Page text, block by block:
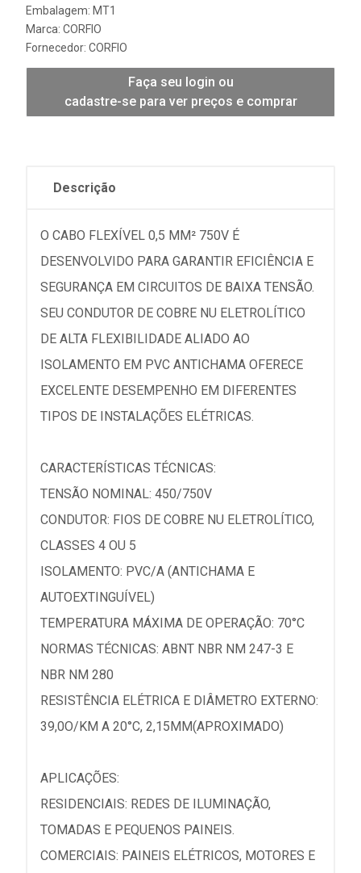
Embalagem: MT1
Marca: CORFIO
Fornecedor: CORFIO
Faça seu login ou
cadastre-se para ver preços e comprar
Descrição
O CABO FLEXÍVEL 0,5 MM² 750V É
DESENVOLVIDO PARA GARANTIR EFICIÊNCIA E
SEGURANÇA EM CIRCUITOS DE BAIXA TENSÃO.
SEU CONDUTOR DE COBRE NU ELETROLÍTICO
DE ALTA FLEXIBILIDADE ALIADO AO
ISOLAMENTO EM PVC ANTICHAMA OFERECE
EXCELENTE DESEMPENHO EM DIFERENTES
TIPOS DE INSTALAÇÕES ELÉTRICAS.
CARACTERÍSTICAS TÉCNICAS:
TENSÃO NOMINAL: 450/750V
CONDUTOR: FIOS DE COBRE NU ELETROLÍTICO,
CLASSES 4 OU 5
ISOLAMENTO: PVC/A (ANTICHAMA E
AUTOEXTINGUÍVEL)
TEMPERATURA MÁXIMA DE OPERAÇÃO: 70°C
NORMAS TÉCNICAS: ABNT NBR NM 247-3 E
NBR NM 280
RESISTÊNCIA ELÉTRICA E DIÂMETRO EXTERNO:
39,0O/KM A 20°C, 2,15MM(APROXIMADO)
APLICAÇÕES:
RESIDENCIAIS: REDES DE ILUMINAÇÃO,
TOMADAS E PEQUENOS PAINEIS.
COMERCIAIS: PAINEIS ELÉTRICOS, MOTORES E